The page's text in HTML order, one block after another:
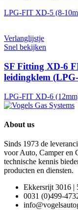
LPG-FIT XD-5 (8-
Verlanglijstje
Snel bekijken
SF Fitting XD-6
leidingklem
LPG-FIT XD-6
About us
Sinds 1973 de
voor Auto, Camper en
technische kennis
producten en diensten.
Ekkersrijt 3016 |
0031 (0)499-